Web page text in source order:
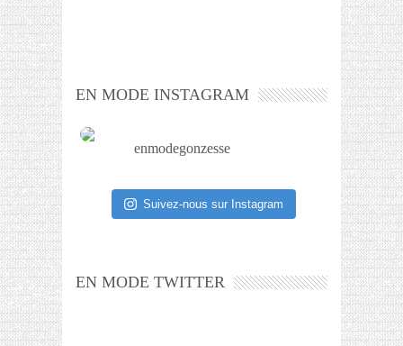
EN MODE INSTAGRAM
enmodegonzesse
Suivez-nous sur Instagram
EN MODE TWITTER